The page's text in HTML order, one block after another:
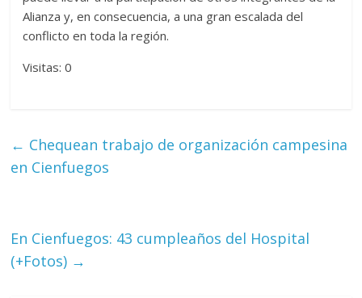
Alianza y, en consecuencia, a una gran escalada del
conflicto en toda la región.
Visitas: 0
← Chequean trabajo de organización campesina
en Cienfuegos
En Cienfuegos: 43 cumpleaños del Hospital
(+Fotos) →